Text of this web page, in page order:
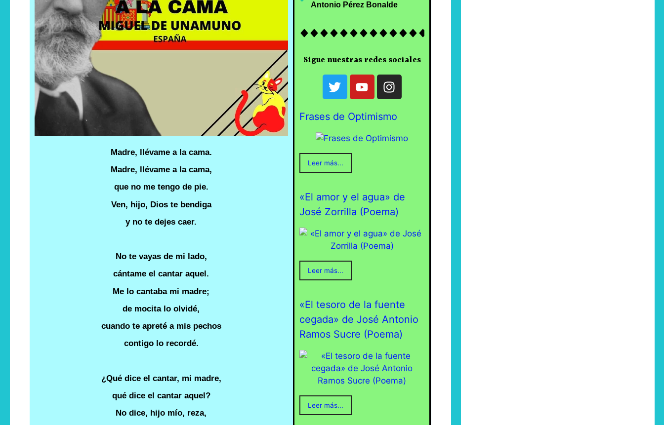
Madre, llévame a la cama.
Madre, llévame a la cama,
que no me tengo de pie.
Ven, hijo, Dios te bendiga
y no te dejes caer.
No te vayas de mi lado,
cántame el cantar aquel.
Me lo cantaba mi madre;
de mocita lo olvidé,
cuando te apreté a mis pechos
contigo lo recordé.
¿Qué dice el cantar, mi madre,
qué dice el cantar aquel?
No dice, hijo mío, reza,
Antonio Pérez Bonalde
Sigue nuestras redes sociales
Frases de Optimismo
Leer más...
«El amor y el agua» de
José Zorrilla (Poema)
Leer más...
«El tesoro de la fuente
cegada» de José Antonio
Ramos Sucre (Poema)
Leer más...